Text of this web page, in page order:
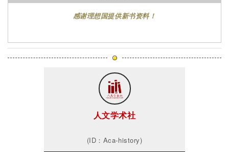
感谢理想国提供新书资料！
人文学术社
(ID：Aca-history)